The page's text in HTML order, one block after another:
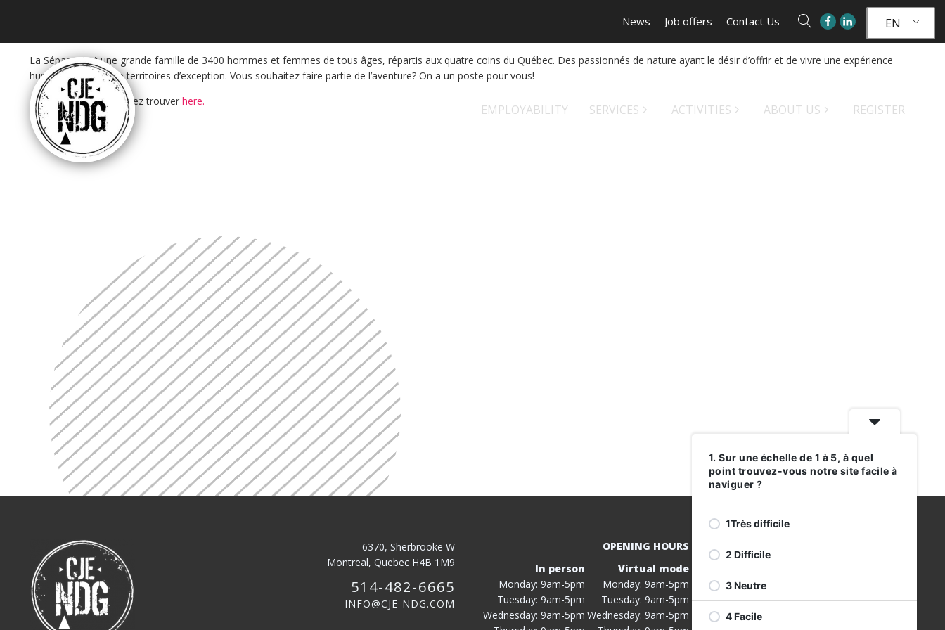
News Job offers Contact Us EN
EMPLOYABILITY SERVICES ACTIVITIES ABOUT US REGISTER
La Sépaq, c’est une grande famille de 3400 hommes et femmes de tous âges, répartis aux quatre coins du Québec. Des passionnés de nature ayant le désir d’offrir et de vivre une expérience
humaine au cœur de territoires d’exception. Vous souhaitez faire partie de l’aventure? On a un poste pour vous!
Pour plus d’infos, veuillez trouver here.
6370, Sherbrooke W
Montreal, Quebec H4B 1M9
514-482-6665
INFO@CJE-NDG.COM
OPENING HOURS
In person
Monday: 9am-5pm
Tuesday: 9am-5pm
Wednesday: 9am-5pm
Virtual mode
Monday: 9am-5pm
Tuesday: 9am-5pm
Wednesday: 9am-5pm
1. Sur une échelle de 1 à 5, à quel
point trouvez-vous notre site facile à
naviguer ?
1Très difficile
2 Difficile
3 Neutre
4 Facile